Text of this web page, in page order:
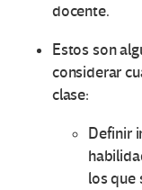
docente.
Estos son
considerar
clase:
Definir
los que